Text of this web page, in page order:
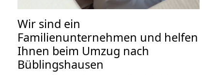
Wir sind ein
Familienunternehmen und helfen
Ihnen beim Umzug nach
Büblingshausen